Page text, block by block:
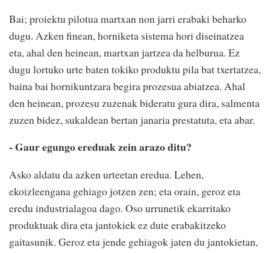
Bai; proiektu pilotua martxan non jarri erabaki beharko
dugu. Azken finean, horniketa sistema hori diseinatzea
eta, ahal den heinean, martxan jartzea da helburua. Ez
dugu lortuko urte baten tokiko produktu pila bat txertatzea,
baina bai hornikuntzara begira prozesua abiatzea. Ahal
den heinean, prozesu zuzenak bideratu gura dira, salmenta
zuzen bidez, sukaldean bertan janaria prestatuta, eta abar.
- Gaur egungo ereduak zein arazo ditu?
Asko aldatu da azken urteetan eredua. Lehen,
ekoizleengana gehiago jotzen zen; eta orain, geroz eta
eredu industrialagoa dago. Oso urrunetik ekarritako
produktuak dira eta jantokiek ez dute erabakitzeko
gaitasunik. Geroz eta jende gehiagok jaten du jantokietan,